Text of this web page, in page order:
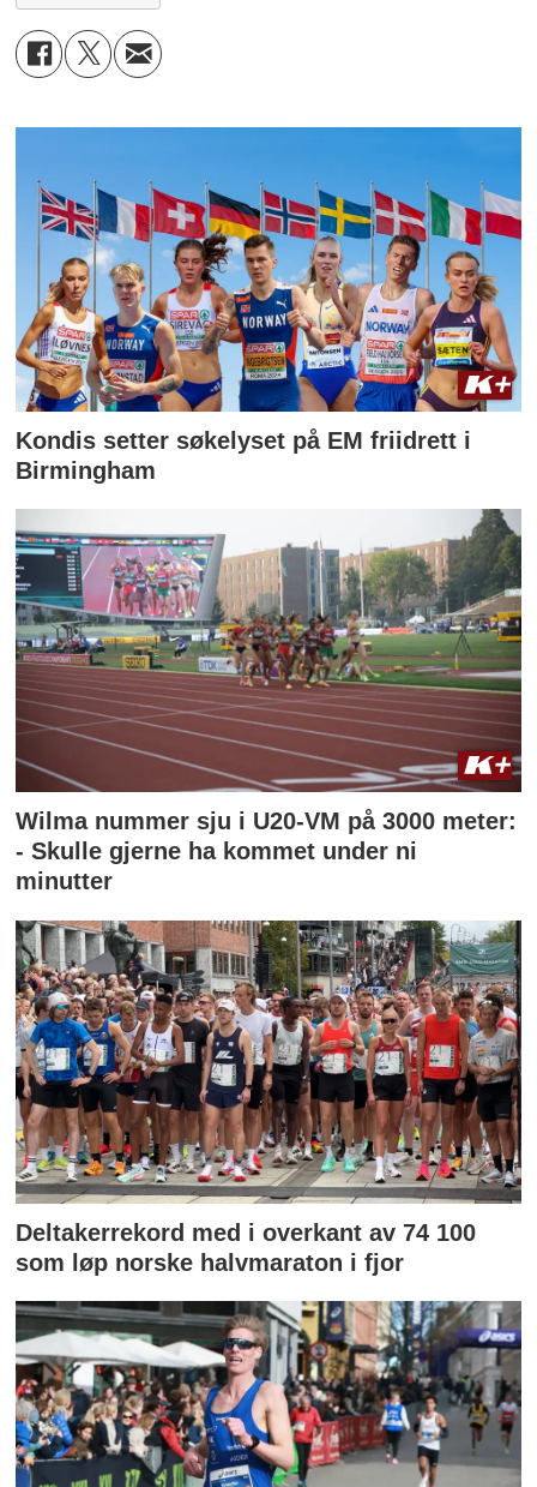
Kondis setter søkelyset på EM friidrett i
Birmingham
Wilma nummer sju i U20-VM på 3000 meter:
- Skulle gjerne ha kommet under ni
minutter
Deltakerrekord med i overkant av 74 100
som løp norske halvmaraton i fjor